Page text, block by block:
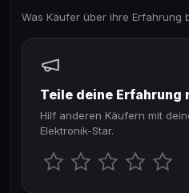
Was Käufer über ihre Erfahrung
Teile deine
Hilf anderen Käufern mit
Elektronik-Star.